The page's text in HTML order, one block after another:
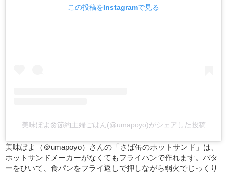
この投稿をInstagramで見る
美味ぽよ🌼節約主婦ごはん(@umapoyo)がシェアした投稿
美味ぽよ（＠umapoyo）さんの「さば缶のホットサンド」は、
ホットサンドメーカーがなくてもフライパンで作れます。バタ
ーをひいて、食パンをフライ返しで押しながら弱火でじっくり